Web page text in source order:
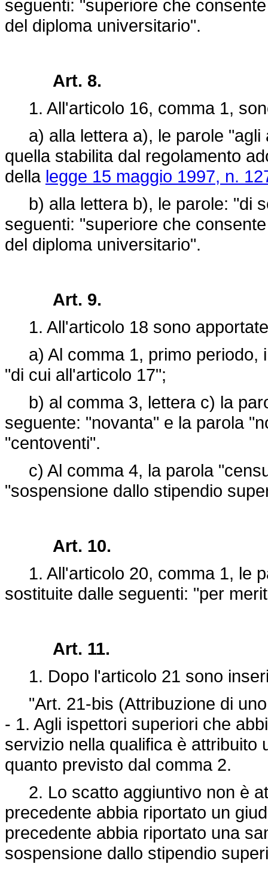
seguenti: "superiore che
del diploma universitario".
Art. 8.
1. All'articolo 16, comma 1,
a) alla lettera a), le parole "agli
quella stabilita dal regolamento
della legge 15 maggio 1997, n.
b) alla lettera b), le parole: "di
seguenti: "superiore che
del diploma universitario".
Art. 9.
1. All'articolo 18 sono
a) Al comma 1, primo periodo,
"di cui all'articolo 17";
b) al comma 3, lettera c) la
seguente: "novanta" e la parola
"centoventi".
c) Al comma 4, la parola
"sospensione dallo stipendio
Art. 10.
1. All'articolo 20, comma 1, le
sostituite dalle seguenti: "per
Art. 11.
1. Dopo l'articolo 21 sono
"Art. 21-bis (Attribuzione di
- 1. Agli ispettori superiori che
servizio nella qualifica è
quanto previsto dal comma 2.
2. Lo scatto aggiuntivo non è
precedente abbia riportato un
precedente abbia riportato una
sospensione dallo stipendio